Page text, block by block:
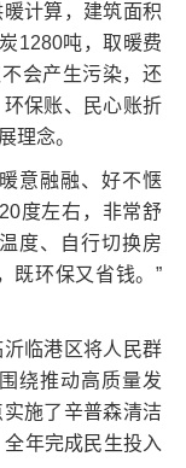
计算，建筑面积
1280吨，取暖费
会产生污染，还
保账、民心账折
理念。
意融融、好不惬
度左右，非常舒
度、自行切换房
既环保又省钱。”
临港区将人民群
绕推动高质量发
施了辛普森清洁
年完成民生投入